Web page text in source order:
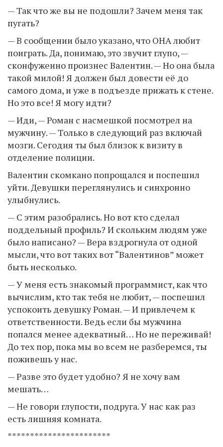
— Так что же вы не подошли? Зачем меня так
пугать?
— В сообщении было указано, что ОНА любит
поиграть. Да, понимаю, это звучит глупо, —
сконфуженно произнес Валентин. — Но она была
такой милой! Я должен был довести её до
самого дома, и уже в подъезде прижать к стене.
Но это все! Я могу идти?
— Иди, — Роман с насмешкой посмотрел на
мужчину. — Только в следующий раз включай
мозги. Сегодня ты был близок к визиту в
отделение полиции.
Валентин скомкано попрощался и поспешил
уйти. Девушки переглянулись и синхронно
улыбнулись.
— С этим разобрались. Но вот кто сделал
поддельный профиль? И скольким людям уже
было написано? — Вера вздрогнула от одной
мысли, что вот таких вот “Валентинов” может
быть несколько.
— У меня есть знакомый программист, как что
вычислим, кто так тебя не любит, — поспешил
успокоить девушку Роман. — И привлечем к
ответственности. Ведь если бы мужчина
попался менее адекватный… Но не переживай!
До тех пор, пока мы во всем не разберемся, ты
поживешь у нас.
— Разве это будет удобно? Я не хочу вам
мешать…
— Не говори глупости, подруга. У нас как раз
есть лишняя комната.
***********************